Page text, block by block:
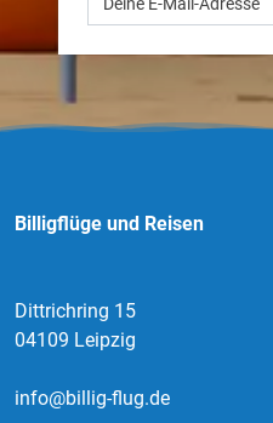
Billigflüge und Reisen
Dittrichring 15
04109 Leipzig
info@billig-flug.de